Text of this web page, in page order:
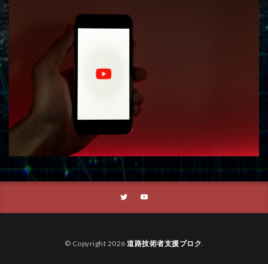
© Copyright 2026 道路技術者支援ブロク.